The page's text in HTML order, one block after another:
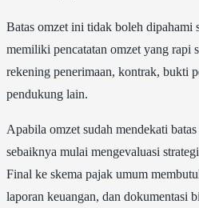
Batas omzet ini tidak boleh dipahami
memiliki pencatatan omzet yang rapi
rekening penerimaan, kontrak, bukti
pendukung lain.
Apabila omzet sudah mendekati batas
sebaiknya mulai mengevaluasi
Final ke skema pajak umum
laporan keuangan, dan dokumentasi